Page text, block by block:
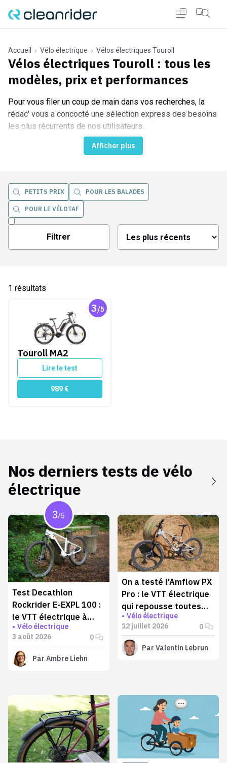
Accueil Vélo électrique Vélos électriques Touroll
Vélos électriques Touroll : tous les
modèles, prix et performances
Pour vous filer un coup de main dans vos recherches, la
rédac' vous a concocté une sélection express des besoins
les plus récurrents de nos utilisateurs.
Afficher plus
PETITS PRIX POUR LES BALADES
POUR LE VÉLOTAF
Filtrer
1 résultats
Cleanrider
3/5
Touroll MA2
Lire le test
989€
Nos derniers tests de vélo
électrique
3/5
Test Decathlon
Rockrider E-EXPL 100 :
le VTT électrique à
moins de 1000 € qui va
plus loin qu'annoncé
Vélo électrique
3 août 2026
0
Par Ambre Liehn
On a testé l'Amflow PX
Pro : le VTT électrique
qui repousse toutes
les limites
Vélo électrique
12 juillet 2026
0
Par Valentin Lebrun